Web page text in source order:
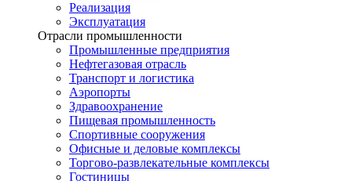
Реализация
Эксплуатация
Отрасли промышленности
Промышленные предприятия
Нефтегазовая отрасль
Транспорт и логистика
Аэропорты
Здравоохранение
Пищевая промышленность
Спортивные сооружения
Офисные и деловые комплексы
Торгово-развлекательные комплексы
Гостиницы